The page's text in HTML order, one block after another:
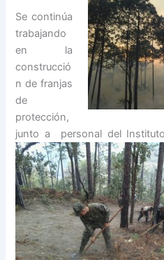
Se continúa
trabajando
en la
construcció
n de franjas
de
protección,
junto a personal del